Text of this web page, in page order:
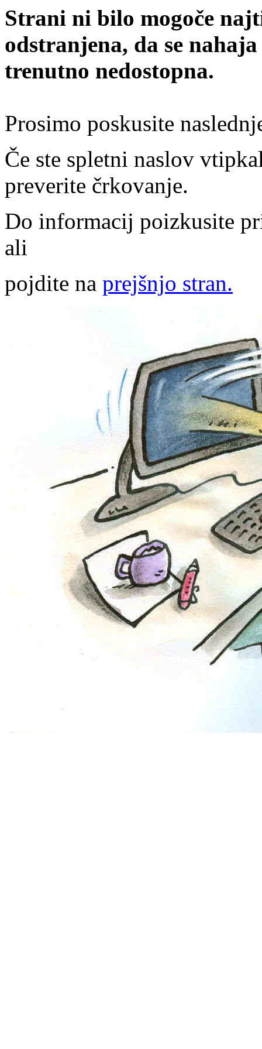
Strani ni bilo mogoče
odstranjena, da se
trenutno nedostopna.
Prosimo poskusite
Če ste spletni naslov
preverite črkovanje.
Do informacij poizkusite
ali
pojdite na prejšnjo stran.